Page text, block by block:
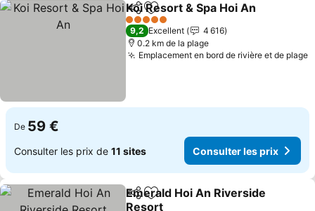
PartagerAjouter à mes favoris
Koi Resort & Spa Hoi An
5 Étoiles
9,2 Excellent
4 616
0.2 km de la plage
Emplacement en bord de rivière et de plage
De 59 €
Consulter les prix de 11 sites Consulter les prix
PartagerAjouter à mes favoris
Emerald Hoi An Riverside
Resort